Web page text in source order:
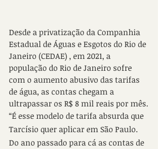
Desde a privatização da Companhia
Estadual de Águas e Esgotos do Rio de
Janeiro (CEDAE) , em 2021, a
população do Rio de Janeiro sofre
com o aumento abusivo das tarifas
de água, as contas chegam a
ultrapassar os R$ 8 mil reais por mês.
“É esse modelo de tarifa absurda que
Tarcísio quer aplicar em São Paulo.
Do ano passado para cá as contas de